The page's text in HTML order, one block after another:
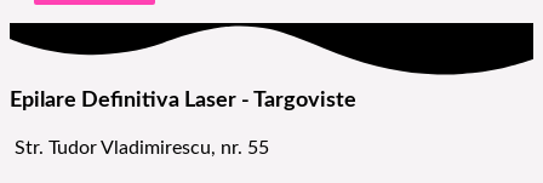
Epilare Definitiva Laser - Targoviste
Str. Tudor Vladimirescu, nr. 55